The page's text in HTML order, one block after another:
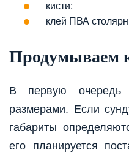
кисти;
клей ПВА
Продумываем
В первую очередь
размерами. Если
габариты
его планируется